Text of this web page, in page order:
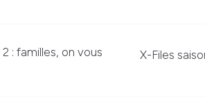
: familles, on vous
X-Files